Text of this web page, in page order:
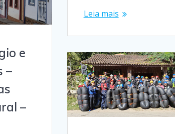
Leia mais
e
–
–